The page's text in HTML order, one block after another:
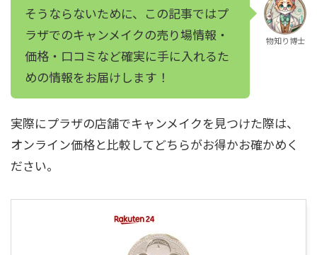
そうならないために、この記事ではプ
ラザでのキャンメイクの売り場情報・
価格・口コミなど確実に手に入れるた
めの情報をお届けします！
物知り博士
実際にプラザの店舗でキャンメイクを見つけた際は、
オンライン価格と比較してどちらがお得かお確かめく
ださい。